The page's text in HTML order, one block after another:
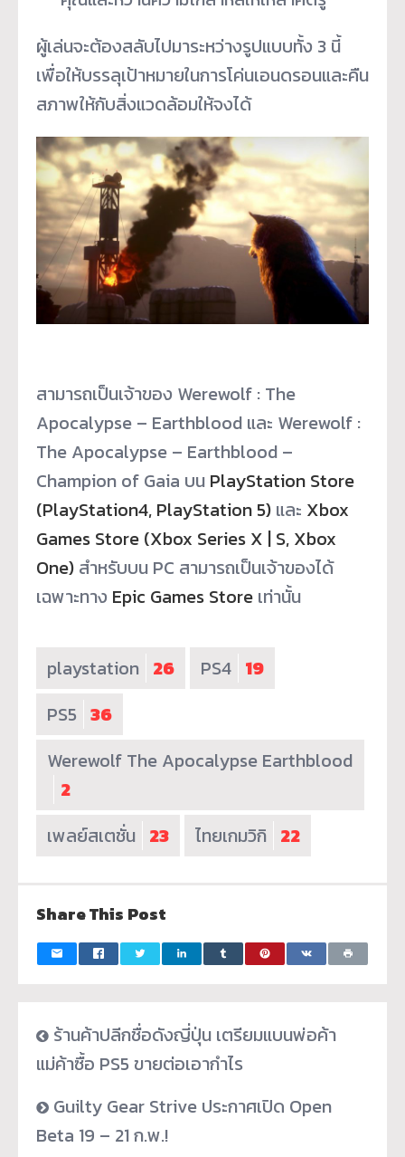
ผู้เล่นจะต้องสลับไปมาระหว่างรูปแบบทั้ง 3 นี้
เพื่อให้บรรลุเป้าหมายในการโค่นเอนดรอนและคืน
สภาพให้กับสิ่งแวดล้อมให้จงได้
สามารถเป็นเจ้าของ Werewolf : The
Apocalypse – Earthblood และ Werewolf :
The Apocalypse – Earthblood –
Champion of Gaia บน PlayStation Store
(PlayStation4, PlayStation 5) และ Xbox
Games Store (Xbox Series X | S, Xbox
One) สำหรับบน PC สามารถเป็นเจ้าของได้
เฉพาะทาง Epic Games Store เท่านั้น
playstation 26 PS4 19
PS5 36
Werewolf The Apocalypse Earthblood
2
เพลย์สเตชั่น 23 ไทยเกมวิกิ 22
Share This Post
ร้านค้าปลีกชื่อดังญี่ปุ่น เตรียมแบนพ่อค้า
แม่ค้าซื้อ PS5 ขายต่อเอากำไร
Guilty Gear Strive ประกาศเปิด Open
Beta 19 – 21 ก.พ.!